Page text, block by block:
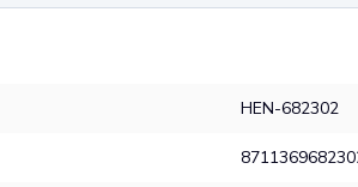
HEN-682302